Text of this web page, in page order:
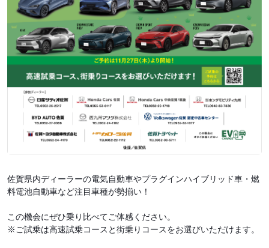
佐賀県内ディーラーの電気自動車やプラグインハイブリッド車・燃
料電池自動車など注目車種が勢揃い！
この機会にぜひ乗り比べてご体感ください。
※ご試乗は高速試乗コースと街乗りコースをお選びいただけます。